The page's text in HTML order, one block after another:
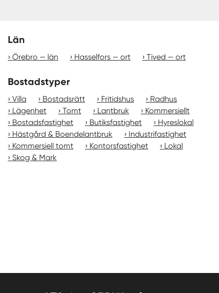
Län
Örebro — län Hasselfors — ort Tived — ort
Bostadstyper
Villa Bostadsrätt Fritidshus
Radhus
Lägenhet
Tomt Lantbruk
Kommersiellt
Bostadsfastighet
Butiksfastighet
Hyreslokal
Hästgård & Boendelantbruk
Industrifastighet
Kommersiell tomt
Kontorsfastighet
Lokal
Skog & Mark